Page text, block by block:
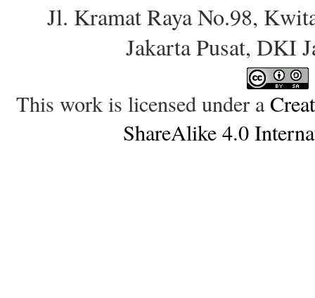
Jl. Kramat Raya No.98,
Jakarta Pusat, DKI
This work is licensed under a
ShareAlike 4.0